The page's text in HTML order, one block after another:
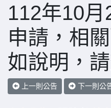
112年10
申請，相
如說明，
上一則公告 下一則公